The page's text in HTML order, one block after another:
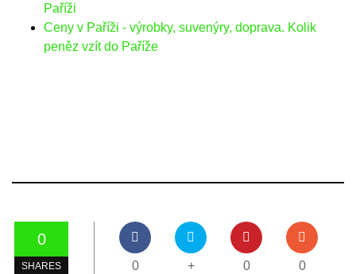
Paříži
Ceny v Paříži - výrobky, suvenýry, doprava. Kolik
peněz vzít do Paříže
0
SHARES 0 + 0 0